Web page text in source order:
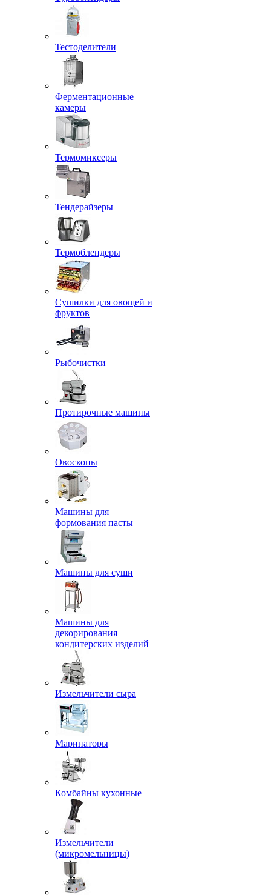
Тестоделители
Ферментационные
камеры
Термомиксеры
Тендерайзеры
Термоблендеры
Сушилки для овощей и
фруктов
Рыбочистки
Протирочные машины
Овоскопы
Машины для
формования пасты
Машины для суши
Машины для
декорирования
кондитерских изделий
Измельчители сыра
Маринаторы
Комбайны кухонные
Измельчители
(микромельницы)